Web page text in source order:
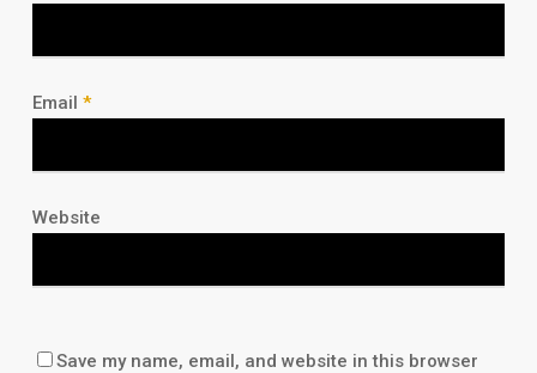
Email *
Website
Save my name, email, and website in this browser